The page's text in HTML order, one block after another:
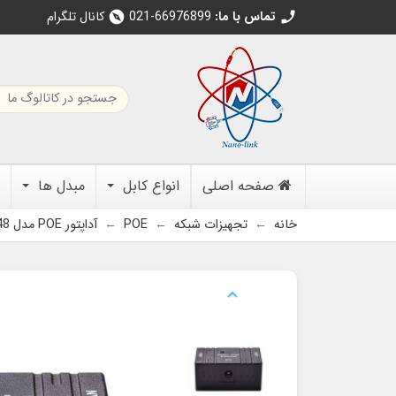
call تماس با ما: 021-66976899
explore کانال تلگرام
صفحه اصلی انواع کابل مبدل ها
خانه تجهیزات شبکه POE آداپتور POE مدل adp12-48
